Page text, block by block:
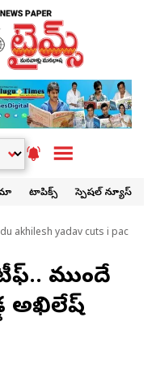
టాపిక్స్ స్పెషల్ న్యూస్
akhilesh yadav cuts i pac
ముందే
అఖిలేష్